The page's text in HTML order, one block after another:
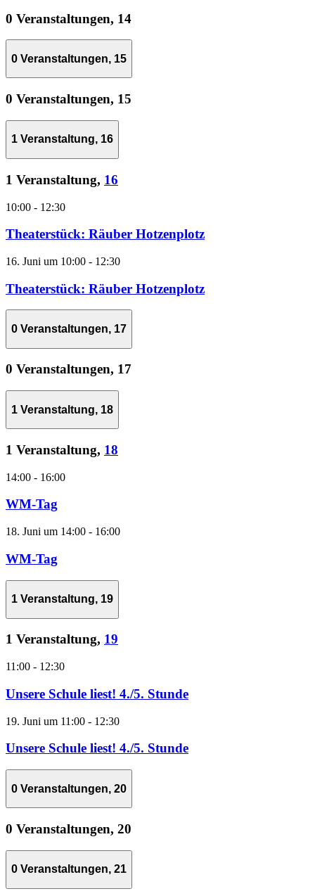
0 Veranstaltungen, 14
0 Veranstaltungen, 15
0 Veranstaltungen, 15
1 Veranstaltung, 16
1 Veranstaltung, 16
10:00 - 12:30
Theaterstück: Räuber Hotzenplotz
16. Juni um 10:00 - 12:30
Theaterstück: Räuber Hotzenplotz
0 Veranstaltungen, 17
0 Veranstaltungen, 17
1 Veranstaltung, 18
1 Veranstaltung, 18
14:00 - 16:00
WM-Tag
18. Juni um 14:00 - 16:00
WM-Tag
1 Veranstaltung, 19
1 Veranstaltung, 19
11:00 - 12:30
Unsere Schule liest! 4./5. Stunde
19. Juni um 11:00 - 12:30
Unsere Schule liest! 4./5. Stunde
0 Veranstaltungen, 20
0 Veranstaltungen, 20
0 Veranstaltungen, 21